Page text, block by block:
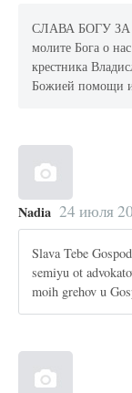
СЛАВА БОГУ ЗА
молите Бога о
крестника
Божией помощи
Nadia 24 июля
Slava Tebe
semiyu ot
moih grehov u